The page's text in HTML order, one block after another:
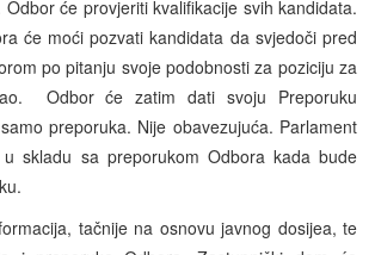
će provjeriti kvalifikacije svih kandidata.
će moći pozvati kandidata da svjedoči pred
po pitanju svoje podobnosti za poziciju za
Odbor će zatim dati svoju Preporuku
preporuka. Nije obavezujuća. Parlament
skladu sa preporukom Odbora kada bude
tačnije na osnovu javnog dosijea, te